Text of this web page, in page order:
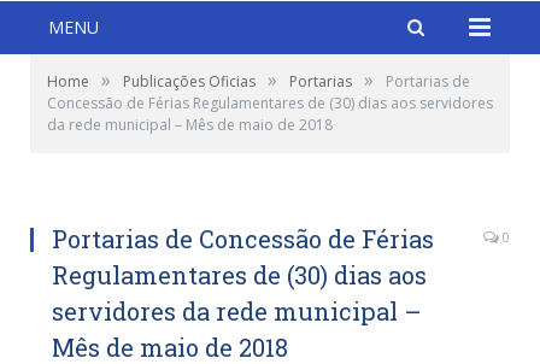
MENU
Home » Publicações Oficias » Portarias »
Portarias de
Concessão de Férias Regulamentares de (30) dias aos servidores
da rede municipal – Mês de maio de 2018
Portarias de Concessão de Férias
Regulamentares de (30) dias aos
servidores da rede municipal –
Mês de maio de 2018
0